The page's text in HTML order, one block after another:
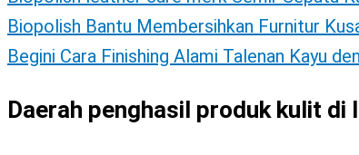
Biopolish Bantu Membersihkan Furnitur
Begini Cara Finishing Alami Talenan Kayu
Daerah penghasil produk kulit di